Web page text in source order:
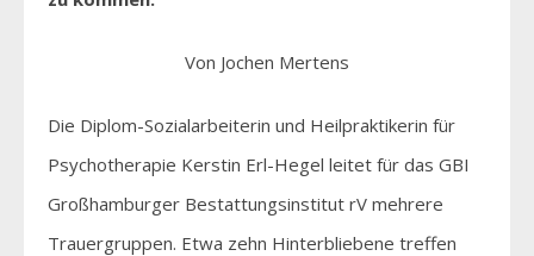
Von Jochen Mertens
Die Diplom-Sozialarbeiterin und Heilpraktikerin für
Psychotherapie Kerstin Erl-Hegel leitet für das GBI
Großhamburger Bestattungsinstitut rV mehrere
Trauergruppen. Etwa zehn Hinterbliebene treffen